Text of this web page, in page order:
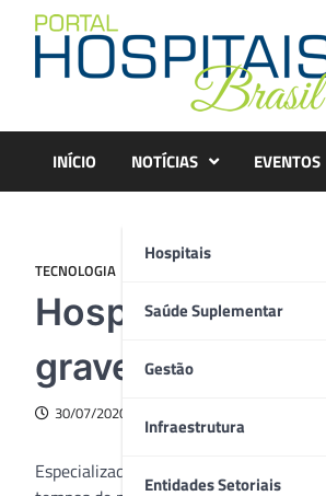
content
INÍCIO NOTÍCIAS
Hospitais
Saúde Suplementar
Gestão
Infraestrutura
Entidades Setoriais
EVENTOS
TECNOLOGIA
Hospital do
graves com
30/07/2020
Especializado em casos oncológicos